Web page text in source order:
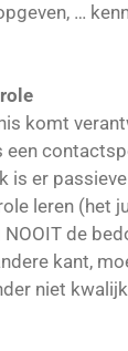
…
komt
een
is er
leren (het
NOOIT de
kant,
niet